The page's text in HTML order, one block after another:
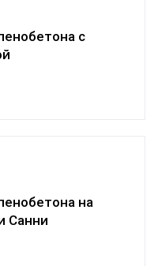
с
на
Санни